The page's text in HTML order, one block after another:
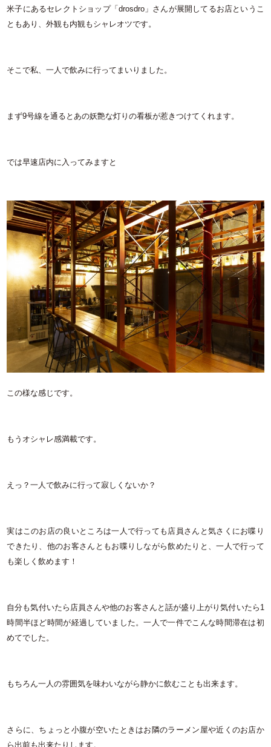
米子にあるセレクトショップ「drosdro」さんが展開してるお店というこ
ともあり、外観も内観もシャレオツです。
そこで私、一人で飲みに行ってまいりました。
まず9号線を通るとあの妖艶な灯りの看板が惹きつけてくれます。
では早速店内に入ってみますと
この様な感じです。
もうオシャレ感満載です。
えっ？一人で飲みに行って寂しくないか？
実はこのお店の良いところは一人で行っても店員さんと気さくにお喋り
できたり、他のお客さんともお喋りしながら飲めたりと、一人で行って
も楽しく飲めます！
自分も気付いたら店員さんや他のお客さんと話が盛り上がり気付いたら1
時間半ほど時間が経過していました。一人で一件でこんな時間滞在は初
めてでした。
もちろん一人の雰囲気を味わいながら静かに飲むことも出来ます。
さらに、ちょっと小腹が空いたときはお隣のラーメン屋や近くのお店か
ら出前も出来たりします。